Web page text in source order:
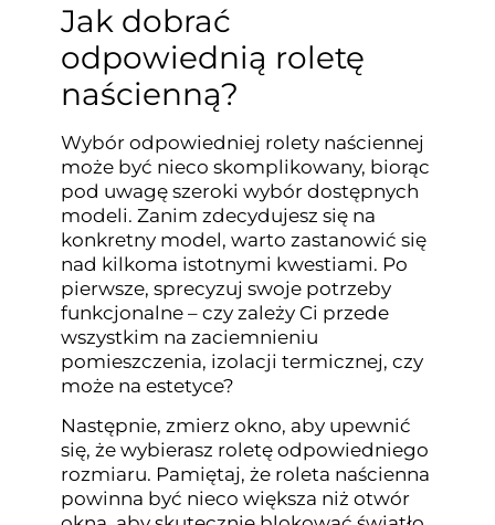
Jak dobrać
odpowiednią roletę
naścienną?
Wybór odpowiedniej rolety naściennej
może być nieco skomplikowany, biorąc
pod uwagę szeroki wybór dostępnych
modeli. Zanim zdecydujesz się na
konkretny model, warto zastanowić się
nad kilkoma istotnymi kwestiami. Po
pierwsze, sprecyzuj swoje potrzeby
funkcjonalne – czy zależy Ci przede
wszystkim na zaciemnieniu
pomieszczenia, izolacji termicznej, czy
może na estetyce?
Następnie, zmierz okno, aby upewnić
się, że wybierasz roletę odpowiedniego
rozmiaru. Pamiętaj, że roleta naścienna
powinna być nieco większa niż otwór